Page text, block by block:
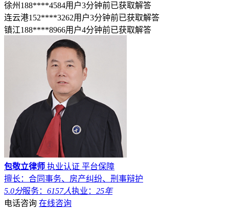
徐州188****4584用户3分钟前已获取解答
连云港152****3262用户3分钟前已获取解答
镇江188****8966用户4分钟前已获取解答
包敬立律师 执业认证 平台保障
擅长：合同事务、房产纠纷、刑事辩护
5.0分服务： 6157人执业： 25年
电话咨询 在线咨询